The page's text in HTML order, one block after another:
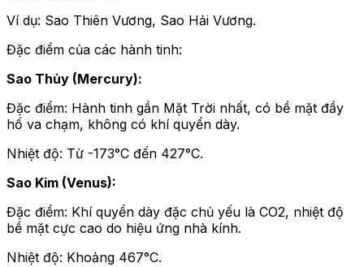
Ví dụ: Sao Thiên Vương, Sao Hải Vương.
Đặc điểm của các hành tinh:
Sao Thủy (Mercury):
Đặc điểm: Hành tinh gần Mặt Trời nhất, có bề mặt đầy
hố va chạm, không có khí quyển dày.
Nhiệt độ: Từ -173°C đến 427°C.
Sao Kim (Venus):
Đặc điểm: Khí quyển dày đặc chủ yếu là CO2, nhiệt độ
bề mặt cực cao do hiệu ứng nhà kính.
Nhiệt độ: Khoảng 467°C.